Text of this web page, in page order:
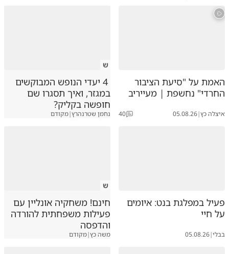
האמת על "סיעת הציבור
החרדי" נחשפת | מעייריב
איצלה כץ|
05.08.26
40
ש
4 יעדי הנופש המבוקשים
במגזר, ואיך תסגרו שם
חופשה בקליק?
נחמן שטרנהרץ|מקודם
פעיל במפלגת בנט: איומים
על חיי
בבלי|
05.08.26
ש
חינם! משחקיה אונליין עם
פעילות משפחתית להורדה
והדפסה
משה כץ|מקודם